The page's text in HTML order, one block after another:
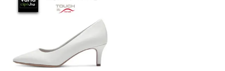
termékoldalon
választhatók
ki